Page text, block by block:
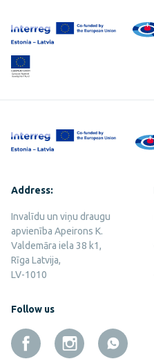
page
content
Address:
Invalīdu un viņu draugu
apvienība Apeirons K.
Valdemāra iela 38 k1,
Rīga Latvija,
LV-1010
Follow us